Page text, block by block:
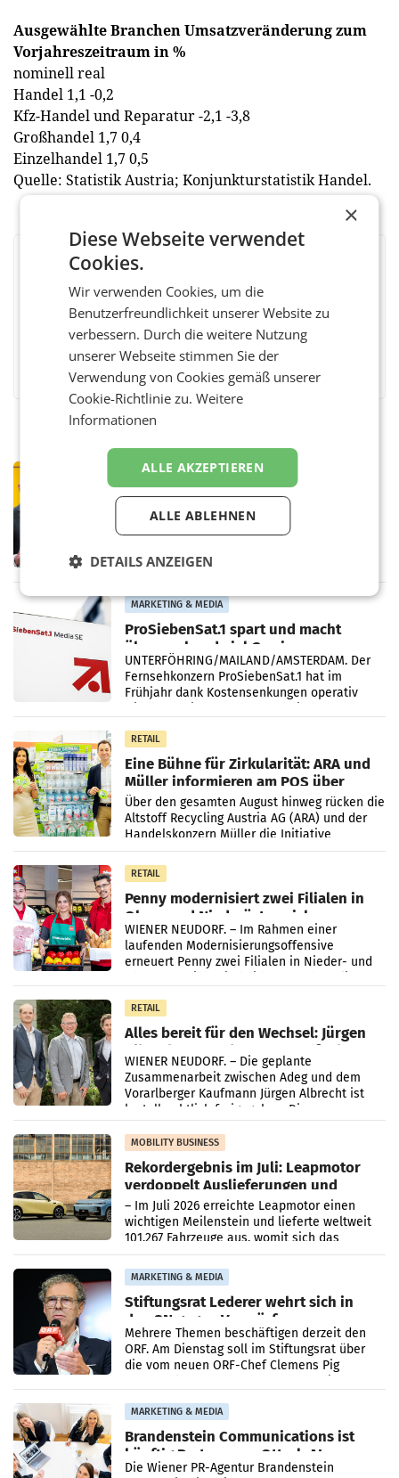
Ausgewählte Branchen Umsatzveränderung zum
Vorjahreszeitraum in %
nominell real
Handel 1,1 -0,2
Kfz-Handel und Reparatur -2,1 -3,8
Großhandel 1,7 0,4
Einzelhandel 1,7 0,5
Quelle: Statistik Austria; Konjunkturstatistik Handel.
BEWERTEN SIE DIESEN ARTIKEL
FacebookTwitterMessengerWhatsAppLinkedInXING Teilen
PRIMENEWS
Österreichische Post: Umsatzplus im
ersten Halbjahr trotz schwachem
Briefgeschäft
WIEN Die Österreichische Post AG hat im
von 1.544,0 Mio. EUR erwirtschaftet, was
Vergleichszeitraum
MARKETING & MEDIA
ProSiebenSat.1 spart und macht
überraschend viel Gewinn
UNTERFÖHRING/MAILAND/AMSTERDAM. Der
Fernsehkonzern ProSiebenSat.1 hat im
Frühjahr dank Kostensenkungen operativ
RETAIL
Eine Bühne für Zirkularität: ARA und
Müller informieren am POS über
Kreislauffähigkeit
Über den gesamten August hinweg rücken die
Altstoff Recycling Austria AG (ARA) und der
Handelskonzern Müller die Initiative
„Kreislauf-Helden“ in allen österreichischen
Müller-Filialen
RETAIL
Penny modernisiert zwei Filialen in
Ober- und Niederösterreich
WIENER NEUDORF. – Im Rahmen einer
laufenden Modernisierungsoffensive
erneuert Penny zwei Filialen in Nieder- und
RETAIL
Alles bereit für den Wechsel: Jürgen
Albrecht setzt ab 1.1.2027 auf Adeg
WIENER NEUDORF. – Die geplante
Zusammenarbeit zwischen Adeg und dem
Vorarlberger Kaufmann Jürgen Albrecht ist
kartellrechtlich freigegeben: Die
Bundeswettbewerbsbehörde und der
Bundeskartellanwalt
MOBILITY BUSINESS
Rekordergebnis im Juli: Leapmotor
verdoppelt Auslieferungen und
überschreitet die 100.000er-Marke
– Im Juli 2026 erreichte Leapmotor einen
wichtigen Meilenstein und lieferte weltweit
101.267 Fahrzeuge aus, womit sich das
Ergebnis gegenüber Juli 2025 mehr als
verdoppelte (+102
MARKETING & MEDIA
Stiftungsrat Lederer wehrt sich in
den SN gegen Vorwürfe
Mehrere Themen beschäftigen derzeit den
ORF. Am Dienstag soll im Stiftungsrat über
die vom neuen ORF-Chef Clemens Pig
MARKETING & MEDIA
Brandenstein Communications ist
künftig Partner von OtterlyAI
Die Wiener PR-Agentur Brandenstein
×
Diese Webseite verwendet
Cookies.
Wir verwenden Cookies, um die
Benutzerfreundlichkeit unserer Website zu
verbessern. Durch die weitere Nutzung
unserer Webseite stimmen Sie der
Verwendung von Cookies gemäß unserer
Cookie-Richtlinie zu.Weitere
Informationen
ALLE AKZEPTIEREN
ALLE ABLEHNEN
DETAILS ANZEIGEN